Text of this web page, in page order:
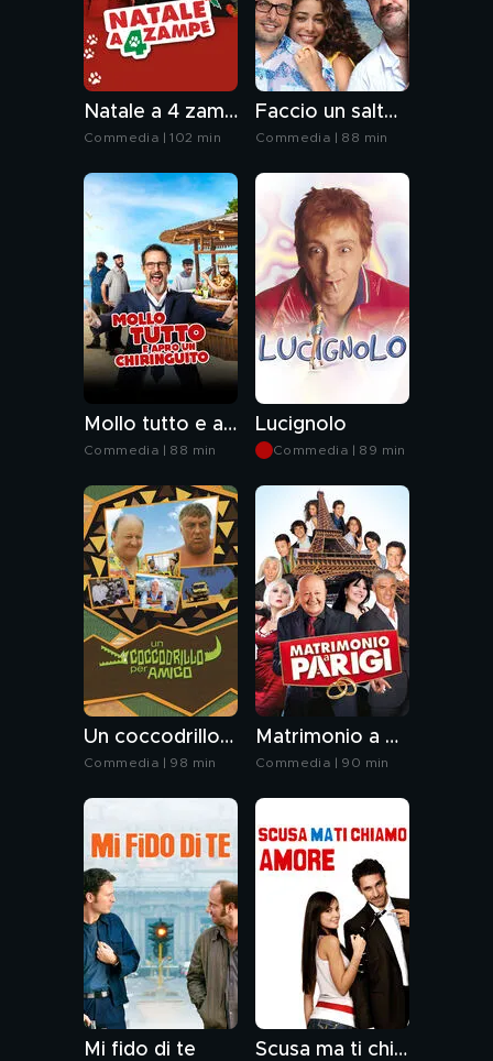
Natale a 4 zampe
Commedia | 102 min
Faccio un salto all'Avana
Commedia | 88 min
Mollo tutto e apro un chiringuito
Commedia | 88 min
Lucignolo
Commedia | 89 min
Un coccodrillo per amico
Commedia | 98 min
Matrimonio a Parigi
Commedia | 90 min
Mi fido di te Scusa ma ti chiamo amore